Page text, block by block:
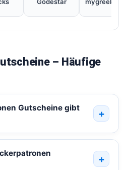
– Häufige
Gutscheine gibt